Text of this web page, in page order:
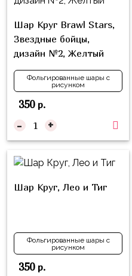
Шар Круг Brawl Stars,
Звездные бойцы,
дизайн №2, Желтый
Фольгированные шары с
рисунком
350р.
- +
Шар Круг, Лео и Тиг
Фольгированные шары с
рисунком
350р.
см
Фольга
91
см
Фольгированные
шары
с
рисунком
Фольгированные
фигуры
композиции
Цифры
Шары
Хэллоуин
Девичник
Свадьба
Мальчик
или
Девочка
мишки
Грузовичок
Лёва
Пеппа
Смешарики/
Холодное
Сердце
Маленький
Боб
Буба
62/2